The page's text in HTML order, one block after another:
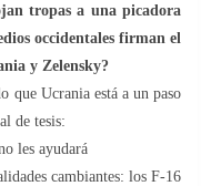
tropas a una picadora
occidentales firman el
y Zelensky?
Ucrania está a un paso
de tesis:
les ayudará
cambiantes: los F-16